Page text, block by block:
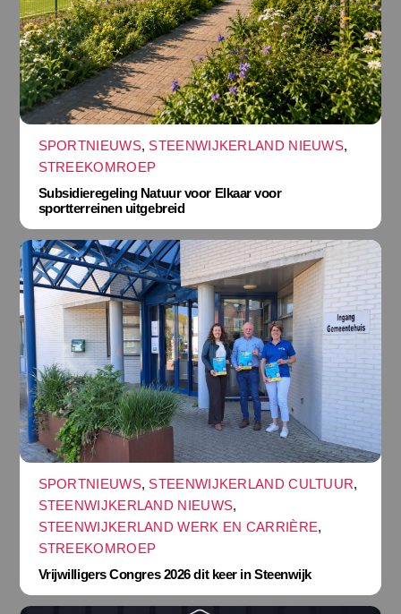
SPORTNIEUWS, STEENWIJKERLAND NIEUWS,
STREEKOMROEP
Subsidieregeling Natuur voor Elkaar voor
sportterreinen uitgebreid
SPORTNIEUWS, STEENWIJKERLAND CULTUUR,
STEENWIJKERLAND NIEUWS,
STEENWIJKERLAND WERK EN CARRIÈRE,
STREEKOMROEP
Vrijwilligers Congres 2026 dit keer in Steenwijk